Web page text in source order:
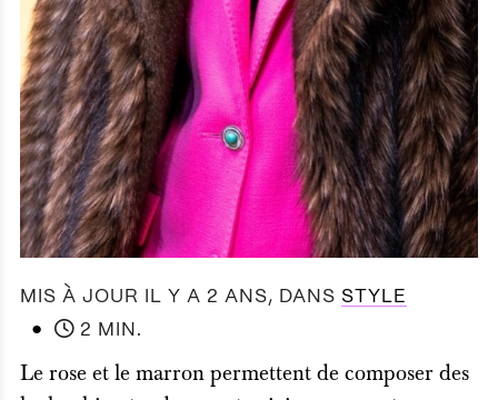
MIS À JOUR IL Y A 2 ANS, DANS STYLE
●
2 MIN.
Le rose et le marron permettent de composer des